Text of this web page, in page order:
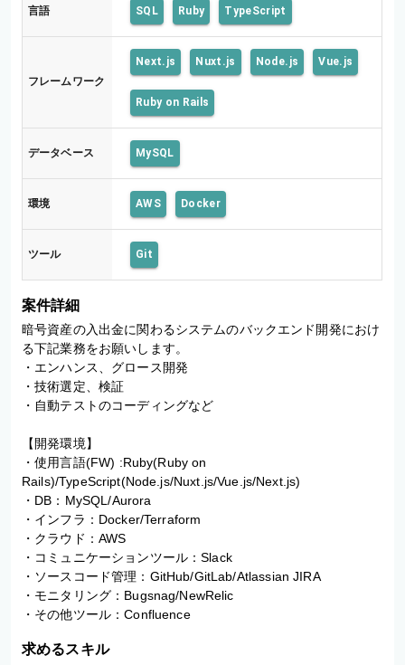
言語 SQL Ruby TypeScript
フレームワーク
Next.js Nuxt.js Node.js Vue.js
Ruby on Rails
データベース MySQL
環境 AWS Docker
ツール Git
案件詳細
暗号資産の入出金に関わるシステムのバックエンド開発におけ
る下記業務をお願いします。
・エンハンス、グロース開発
・技術選定、検証
・自動テストのコーディングなど
【開発環境】
・使用言語(FW) :Ruby(Ruby on
Rails)/TypeScript(Node.js/Nuxt.js/Vue.js/Next.js)
・DB：MySQL/Aurora
・インフラ：Docker/Terraform
・クラウド：AWS
・コミュニケーションツール：Slack
・ソースコード管理：GitHub/GitLab/Atlassian JIRA
・モニタリング：Bugsnag/NewRelic
・その他ツール：Confluence
求めるスキル